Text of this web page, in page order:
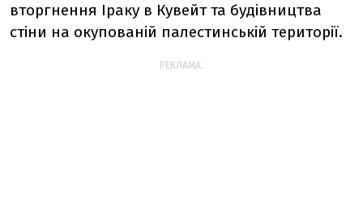
вторгнення Іраку в Кувейт та будівництва
стіни на окупованій палестинській території.
РЕКЛАМА: